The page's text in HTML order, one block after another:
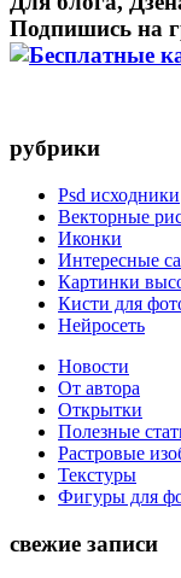
Подпишись на
рубрики
Psd исходники
Векторные
Иконки
Интересные
Картинки
Кисти для
Нейросеть
Новости
От автора
Открытки
Полезные
Растровые
Текстуры
Фигуры для
свежие записи